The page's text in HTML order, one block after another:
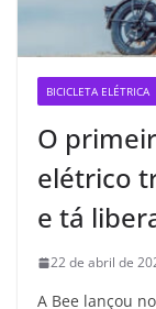
BICICLETA ELÉTRICA
O
elétrico
e tá
22 de abril de
A Bee lançou